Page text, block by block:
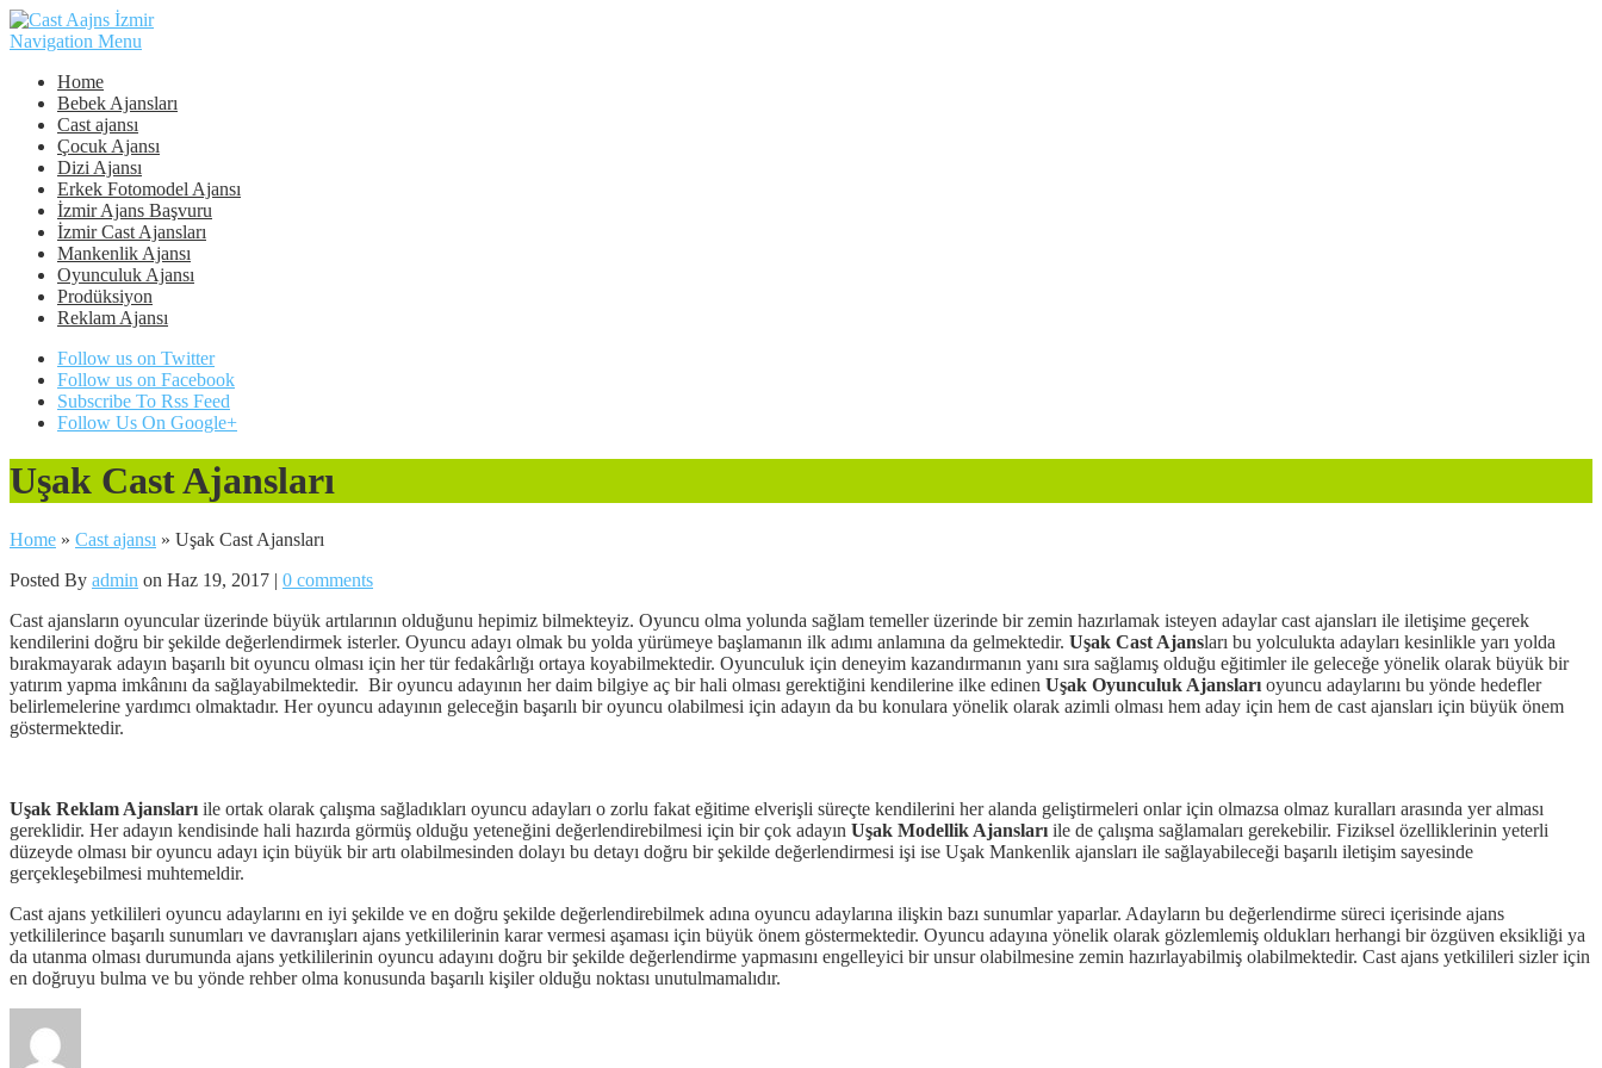
Navigation Menu
Home
Bebek Ajansları
Cast ajansı
Çocuk Ajansı
Dizi Ajansı
Erkek Fotomodel Ajansı
İzmir Ajans Başvuru
İzmir Cast Ajansları
Mankenlik Ajansı
Oyunculuk Ajansı
Prodüksiyon
Reklam Ajansı
Follow us on Twitter
Follow us on Facebook
Subscribe To Rss Feed
Follow Us On Google+
Uşak Cast Ajansları
Home » Cast ajansı » Uşak Cast Ajansları
Posted By admin on Haz 19, 2017 | 0 comments
Cast ajansların oyuncular üzerinde büyük artılarının olduğunu hepimiz bilmekteyiz. Oyuncu olma yolunda sağlam temeller üzerinde bir zemin hazırlamak isteyen adaylar cast ajansları ile iletişime geçerek
kendilerini doğru bir şekilde değerlendirmek isterler. Oyuncu adayı olmak bu yolda yürümeye başlamanın ilk adımı anlamına da gelmektedir. Uşak Cast Ajansları bu yolculukta adayları kesinlikle yarı yolda
bırakmayarak adayın başarılı bit oyuncu olması için her tür fedakârlığı ortaya koyabilmektedir. Oyunculuk için deneyim kazandırmanın yanı sıra sağlamış olduğu eğitimler ile geleceğe yönelik olarak büyük bir
yatırım yapma imkânını da sağlayabilmektedir. Bir oyuncu adayının her daim bilgiye aç bir hali olması gerektiğini kendilerine ilke edinen Uşak Oyunculuk Ajansları oyuncu adaylarını bu yönde hedefler
belirlemelerine yardımcı olmaktadır. Her oyuncu adayının geleceğin başarılı bir oyuncu olabilmesi için adayın da bu konulara yönelik olarak azimli olması hem aday için hem de cast ajansları için büyük önem
göstermektedir.
Uşak Reklam Ajansları ile ortak olarak çalışma sağladıkları oyuncu adayları o zorlu fakat eğitime elverişli süreçte kendilerini her alanda geliştirmeleri onlar için olmazsa olmaz kuralları arasında yer alması
gereklidir. Her adayın kendisinde hali hazırda görmüş olduğu yeteneğini değerlendirebilmesi için bir çok adayın Uşak Modellik Ajansları ile de çalışma sağlamaları gerekebilir. Fiziksel özelliklerinin yeterli
düzeyde olması bir oyuncu adayı için büyük bir artı olabilmesinden dolayı bu detayı doğru bir şekilde değerlendirmesi işi ise Uşak Mankenlik ajansları ile sağlayabileceği başarılı iletişim sayesinde
gerçekleşebilmesi muhtemeldir.
Cast ajans yetkilileri oyuncu adaylarını en iyi şekilde ve en doğru şekilde değerlendirebilmek adına oyuncu adaylarına ilişkin bazı sunumlar yaparlar. Adayların bu değerlendirme süreci içerisinde ajans
yetkililerince başarılı sunumları ve davranışları ajans yetkililerinin karar vermesi aşaması için büyük önem göstermektedir. Oyuncu adayına yönelik olarak gözlemlemiş oldukları herhangi bir özgüven eksikliği ya
da utanma olması durumunda ajans yetkililerinin oyuncu adayını doğru bir şekilde değerlendirme yapmasını engelleyici bir unsur olabilmesine zemin hazırlayabilmiş olabilmektedir. Cast ajans yetkilileri sizler için
en doğruyu bulma ve bu yönde rehber olma konusunda başarılı kişiler olduğu noktası unutulmamalıdır.